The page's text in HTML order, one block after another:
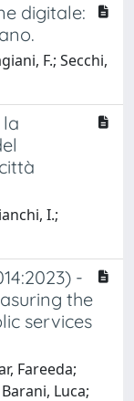
digitale:
F.; Secchi,
I.;
-
the
services
Fareeda;
Luca;